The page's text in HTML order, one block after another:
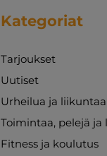
Kategoriat
Tarjoukset
Uutiset
Urheilua ja liikuntaa
Toimintaa, pelejä ja
Fitness ja koulutus